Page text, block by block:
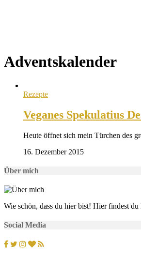
Adventskalender
Rezepte
Veganes Spekulatius
Heute öffnet sich mein Türchen des
16. Dezember 2015
Über mich
Wie schön, dass du hier bist! Hier findest
Social Media